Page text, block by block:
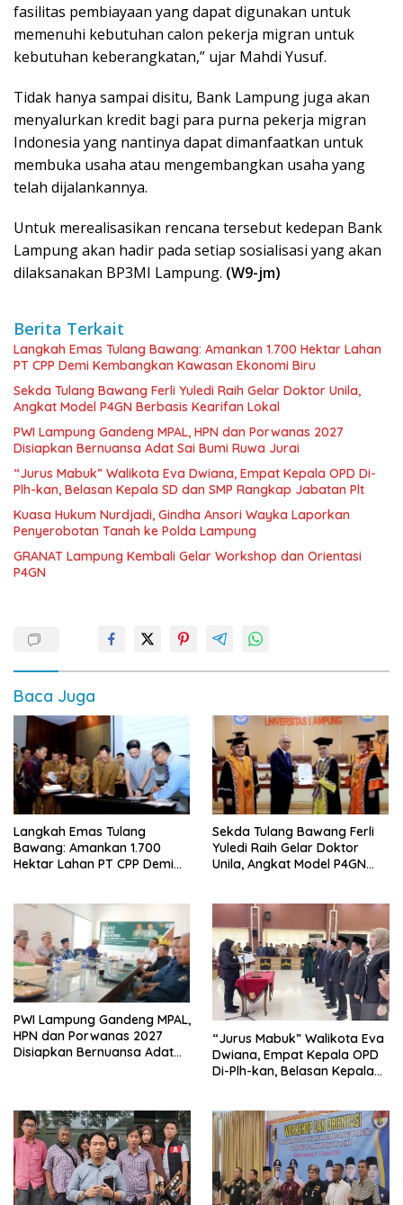
fasilitas pembiayaan yang dapat digunakan untuk
memenuhi kebutuhan calon pekerja migran untuk
kebutuhan keberangkatan,” ujar Mahdi Yusuf.
Tidak hanya sampai disitu, Bank Lampung juga akan
menyalurkan kredit bagi para purna pekerja migran
Indonesia yang nantinya dapat dimanfaatkan untuk
membuka usaha atau mengembangkan usaha yang
telah dijalankannya.
Untuk merealisasikan rencana tersebut kedepan Bank
Lampung akan hadir pada setiap sosialisasi yang akan
dilaksanakan BP3MI Lampung. (W9-jm)
Berita Terkait
Langkah Emas Tulang Bawang: Amankan 1.700 Hektar Lahan
PT CPP Demi Kembangkan Kawasan Ekonomi Biru
Sekda Tulang Bawang Ferli Yuledi Raih Gelar Doktor Unila,
Angkat Model P4GN Berbasis Kearifan Lokal
PWI Lampung Gandeng MPAL, HPN dan Porwanas 2027
Disiapkan Bernuansa Adat Sai Bumi Ruwa Jurai
“Jurus Mabuk” Walikota Eva Dwiana, Empat Kepala OPD Di-
Plh-kan, Belasan Kepala SD dan SMP Rangkap Jabatan Plt
Kuasa Hukum Nurdjadi, Gindha Ansori Wayka Laporkan
Penyerobotan Tanah ke Polda Lampung
GRANAT Lampung Kembali Gelar Workshop dan Orientasi
P4GN
Baca Juga
Langkah Emas Tulang
Bawang: Amankan 1.700
Hektar Lahan PT CPP Demi
Sekda Tulang Bawang Ferli
Yuledi Raih Gelar Doktor
Unila, Angkat Model P4GN
PWI Lampung Gandeng MPAL,
HPN dan Porwanas 2027
Disiapkan Bernuansa Adat
“Jurus Mabuk” Walikota Eva
Dwiana, Empat Kepala OPD
Di-Plh-kan, Belasan Kepala